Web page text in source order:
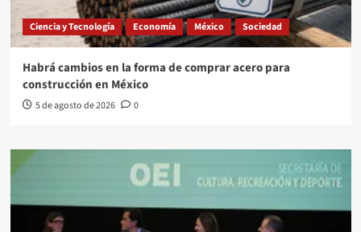
Ciencia y Tecnología Economía México Sociedad
Habrá cambios en la forma de comprar acero para
construcción en México
5 de agosto de 2026 0